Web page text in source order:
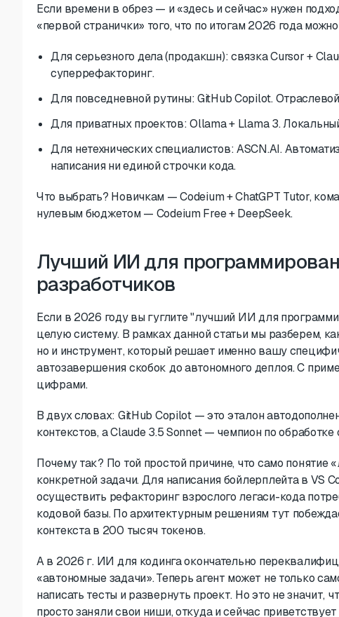
Если времени в обрез — и «здесь и сейчас» нужен
«первой странички» того, что по итогам 2026 года
Для серьезного дела (продакшн): связка Cursor +
суперрефакторинг.
Для повседневной рутины: GitHub Copilot.
Для приватных проектов: Ollama + Llama 3.
Для нетехнических специалистов: ASCN.AI.
написания ни единой строчки кода.
Что выбрать? Новичкам — Codeium + ChatGPT Tutor,
нулевым бюджетом — Codeium Free + DeepSeek.
Лучший ИИ для
разработчиков
Если в 2026 году вы гуглите "лучший ИИ для
целую систему. В рамках данной статьи мы разберем,
но и инструмент, который решает именно вашу
автозавершения скобок до автономного деплоя. С
цифрами.
В двух словах: GitHub Copilot — это эталон
контекстов, а Claude 3.5 Sonnet — чемпион по обработке
Почему так? По той простой причине, что само понятие
конкретной задачи. Для написания бойлерплейта в VS
осуществить рефакторинг взрослого легаси-кода
кодовой базы. По архитектурным решениям тут
контекста в 200 тысяч токенов.
А в 2026 г. ИИ для кодинга окончательно
«автономные задачи». Теперь агент может не только
написать тесты и развернуть проект. Но это не значит,
просто заняли свои ниши, откуда и сейчас